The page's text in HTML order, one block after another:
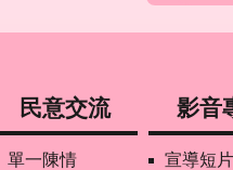
民意交流
單一陳情
影音
宣導短片